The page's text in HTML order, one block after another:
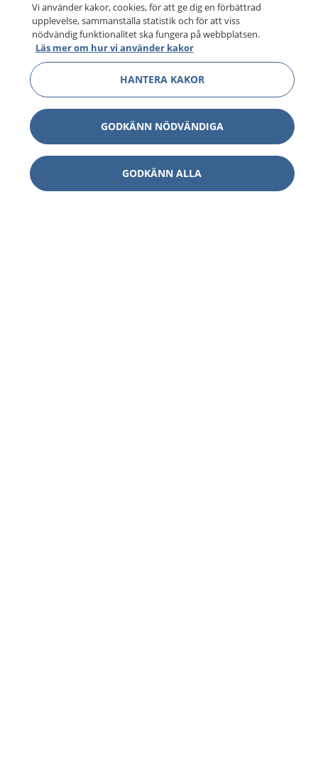
Vi använder kakor, cookies, för att ge dig en förbättrad
upplevelse, sammanställa statistik och för att viss
nödvändig funktionalitet ska fungera på webbplatsen.
Läs mer om hur vi använder kakor
HANTERA KAKOR
GODKÄNN NÖDVÄNDIGA
GODKÄNN ALLA